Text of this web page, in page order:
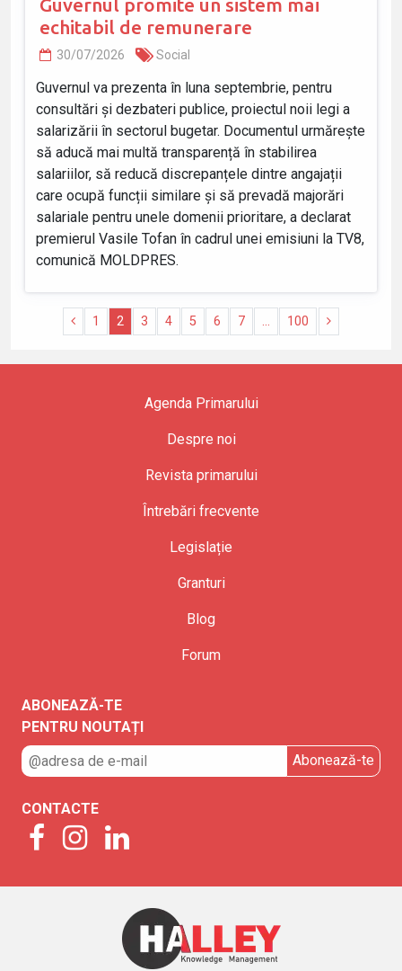
Guvernul promite un sistem mai
echitabil de remunerare
30/07/2026 Social
Guvernul va prezenta în luna septembrie, pentru
consultări și dezbateri publice, proiectul noii legi a
salarizării în sectorul bugetar. Documentul urmărește
să aducă mai multă transparență în stabilirea
salariilor, să reducă discrepanțele dintre angajații
care ocupă funcții similare și să prevadă majorări
salariale pentru unele domenii prioritare, a declarat
premierul Vasile Tofan în cadrul unei emisiuni la TV8,
comunică MOLDPRES.
1 2 3 4 5 6 7 ... 100
Agenda Primarului
Despre noi
Revista primarului
Întrebări frecvente
Legislație
Granturi
Blog
Forum
ABONEAZĂ-TE
PENTRU NOUTAȚI
CONTACTE